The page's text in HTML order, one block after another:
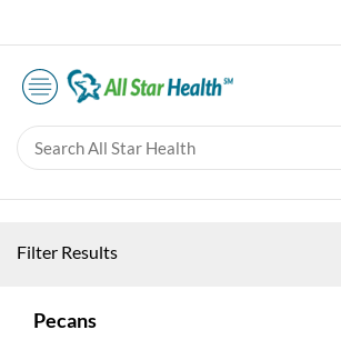
Filter Results
Pecans